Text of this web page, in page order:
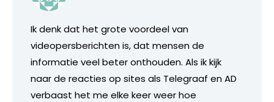
Ik denk dat het grote voordeel van
videopersberichten is, dat mensen de
informatie veel beter onthouden. Als ik kijk
naar de reacties op sites als Telegraaf en AD
verbaast het me elke keer weer hoe